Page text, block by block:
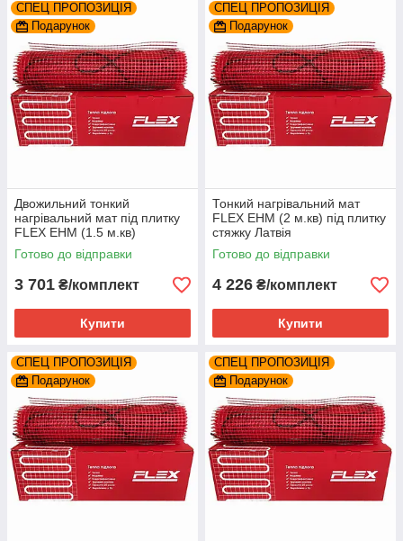
СПЕЦ ПРОПОЗИЦІЯ
Подарунок
Двожильний тонкий
нагрівальний мат під плитку
FLEX EHM (1.5 м.кв)
Готово до відправки
3 701 ₴/комплект
Купити
СПЕЦ ПРОПОЗИЦІЯ
Подарунок
Тонкий нагрівальний мат
FLEX EHM (2 м.кв) під плитку
стяжку Латвія
Готово до відправки
4 226 ₴/комплект
Купити
СПЕЦ ПРОПОЗИЦІЯ
Подарунок
СПЕЦ ПРОПОЗИЦІЯ
Подарунок